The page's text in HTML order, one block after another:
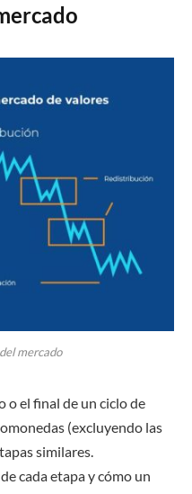
mercado
o el final de un ciclo de
(excluyendo las
similares.
cada etapa y cómo un